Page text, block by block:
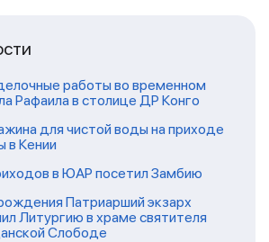
работы во временном
Рафаила в столице ДР Конго
для чистой воды на приходе
в Кении
в ЮАР посетил Замбию
Патриарший экзарх
Литургию в храме святителя
Слободе